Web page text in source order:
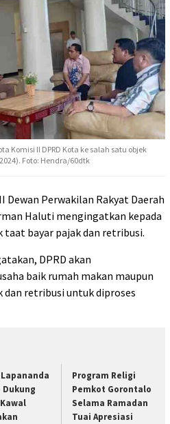
Komisi II DPRD Kota ke salah satu objek
Foto: Hendra/60dtk
Dewan Perwakilan Rakyat Daerah
Haluti mengingatkan kepada
taat bayar pajak dan retribusi.
DPRD akan
baik rumah makan maupun
dan retribusi untuk diproses
Dukung
Program Religi
Pemkot Gorontalo
Selama Ramadan
Tuai Apresiasi